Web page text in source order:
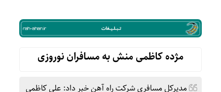
مژده کاظمی منش به مسافران نوروزی
مدیرکل مسافری شرکت راه آهن خبر داد: علی کاظمی